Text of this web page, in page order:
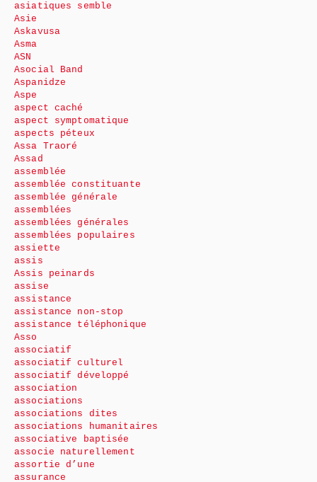
asiatiques semble
Asie
Askavusa
Asma
ASN
Asocial Band
Aspanidze
Aspe
aspect caché
aspect symptomatique
aspects péteux
Assa Traoré
Assad
assemblée
assemblée constituante
assemblée générale
assemblées
assemblées générales
assemblées populaires
assiette
assis
Assis peinards
assise
assistance
assistance non-stop
assistance téléphonique
Asso
associatif
associatif culturel
associatif développé
association
associations
associations dites
associations humanitaires
associative baptisée
associe naturellement
assortie d’une
assurance